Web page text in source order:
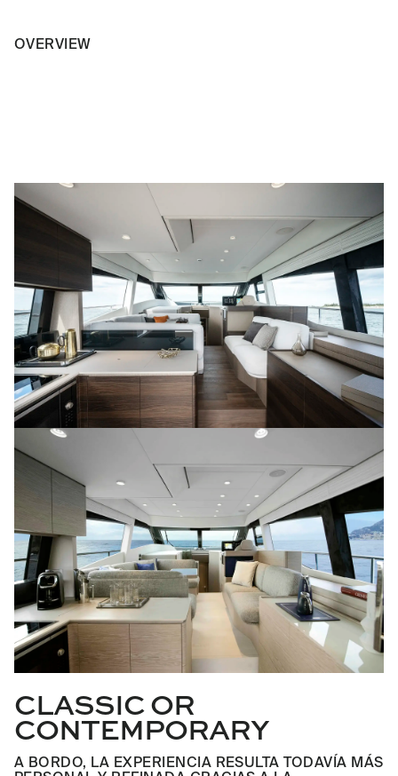
OVERVIEW
CLASSIC OR
CONTEMPORARY
A BORDO, LA EXPERIENCIA RESULTA TODAVÍA MÁS